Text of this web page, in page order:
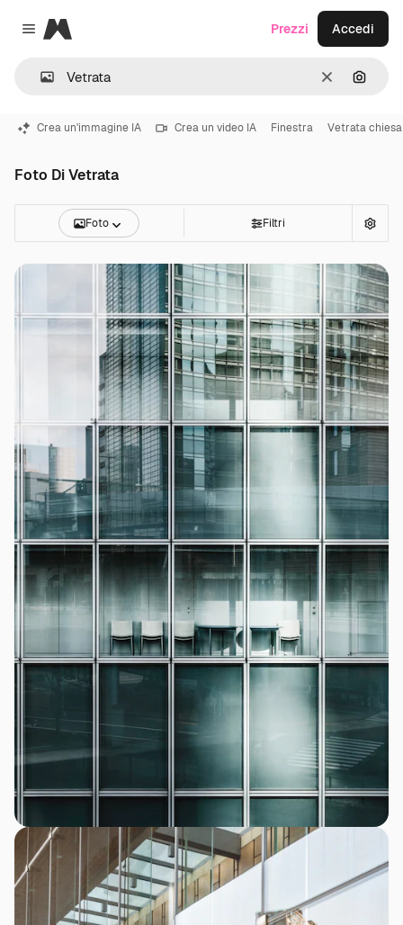
Close menu
Magnific
CancellaCerca
Prezzi Accedi
Crea un'immagine IA Crea un video IA Finestra Vetrata chiesa
Foto Di Vetrata
Foto Filtri